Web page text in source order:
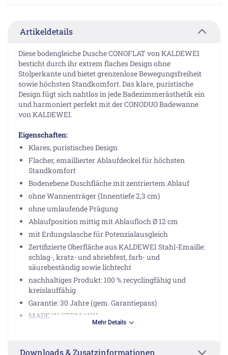
Artikeldetails
Diese bodengleiche Dusche CONOFLAT von KALDEWEI
besticht durch ihr extrem flaches Design ohne
Stolperkante und bietet grenzenlose Bewegungsfreiheit
sowie höchsten Standkomfort. Das klare, puristische
Design fügt sich nahtlos in jede Badezimmerästhetik ein
und harmoniert perfekt mit der CONODUO Badewanne
von KALDEWEI.
Eigenschaften:
Klares, puristisches Design
Flacher, emaillierter Ablaufdeckel für höchsten
Standkomfort
Bodenebene Duschfläche mit zentriertem Ablauf
ohne Wannenträger (Innentiefe 2,3 cm)
ohne umlaufende Prägung
Ablaufposition mittig mit Ablaufloch Ø 12 cm
mit Erdungslasche für Potenzialausgleich
Zertifizierte Oberfläche aus KALDEWEI Stahl-Emaille:
schlag-, kratz- und abriebfest, farb- und
säurebeständig sowie lichtecht
nachhaltiges Produkt: 100 % recyclingfähig und
kreislauffähig
Garantie: 30 Jahre (gem. Garantiepass)
MADE IN GERMANY
Mehr Details
Downloads & Zusatzinformationen